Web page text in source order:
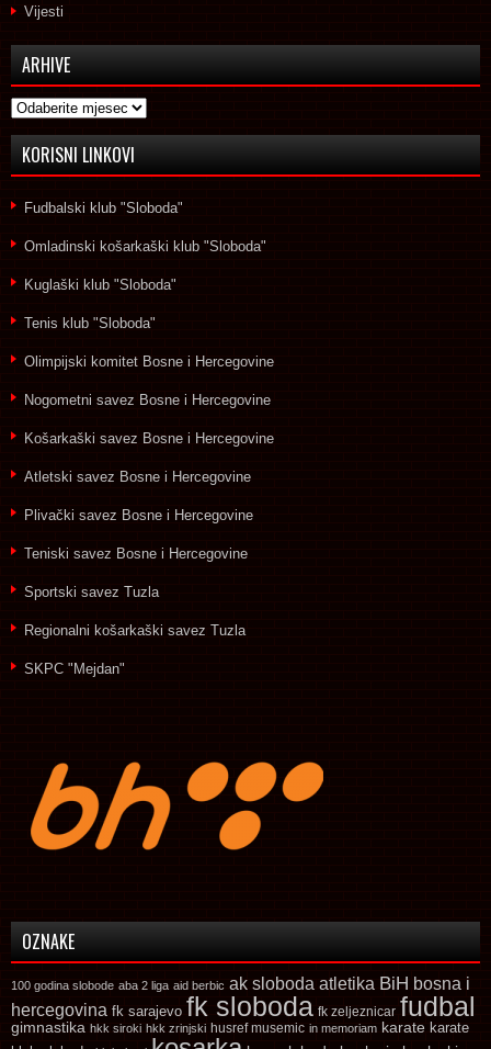
Vijesti
ARHIVE
Arhive
KORISNI LINKOVI
Fudbalski klub "Sloboda"
Omladinski košarkaški klub "Sloboda"
Kuglaški klub "Sloboda"
Tenis klub "Sloboda"
Olimpijski komitet Bosne i Hercegovine
Nogometni savez Bosne i Hercegovine
Košarkaški savez Bosne i Hercegovine
Atletski savez Bosne i Hercegovine
Plivački savez Bosne i Hercegovine
Teniski savez Bosne i Hercegovine
Sportski savez Tuzla
Regionalni košarkaški savez Tuzla
SKPC "Mejdan"
OZNAKE
100 godina slobode aba 2 liga aid berbic ak sloboda atletika BiH bosna i
hercegovina fk sarajevo fk sloboda fk zeljeznicar fudbal
gimnastika hkk siroki hkk zrinjski husref musemic in memoriam karate karate